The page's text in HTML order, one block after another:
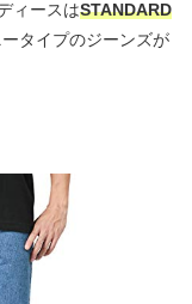
ィースはSTANDARD
タイプのジーンズが